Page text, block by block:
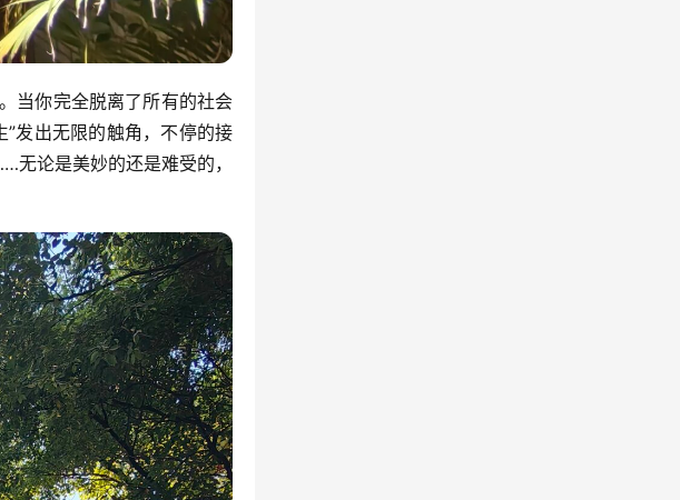
当你完全脱离了所有的社会
发出无限的触角，不停的接
无论是美妙的还是难受的，